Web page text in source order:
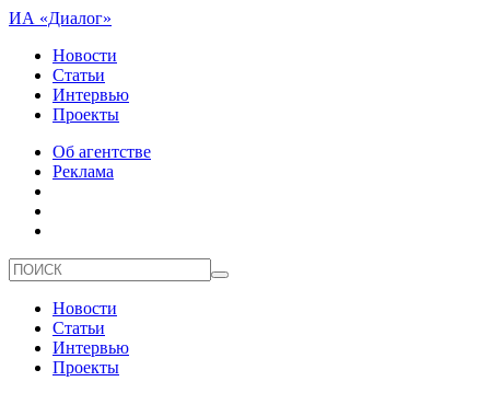
ИА «Диалог»
Новости
Статьи
Интервью
Проекты
Об агентстве
Реклама
Новости
Статьи
Интервью
Проекты